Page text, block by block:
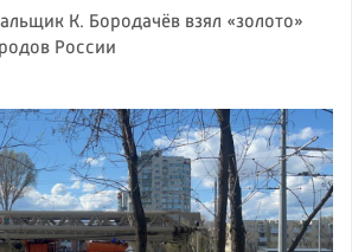
К. Бородачёв взял «золото»
России